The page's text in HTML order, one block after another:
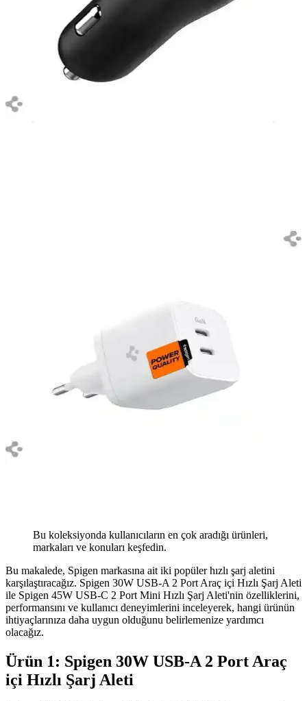
Bu koleksiyonda kullanıcıların en çok aradığı ürünleri,
markaları ve konuları keşfedin.
Bu makalede, Spigen markasına ait iki popüler hızlı şarj aletini
karşılaştıracağız. Spigen 30W USB-A 2 Port Araç içi Hızlı Şarj Aleti
ile Spigen 45W USB-C 2 Port Mini Hızlı Şarj Aleti'nin özelliklerini,
performansını ve kullanıcı deneyimlerini inceleyerek, hangi ürünün
ihtiyaçlarınıza daha uygun olduğunu belirlemenize yardımcı
olacağız.
Ürün 1: Spigen 30W USB-A 2 Port Araç
içi Hızlı Şarj Aleti